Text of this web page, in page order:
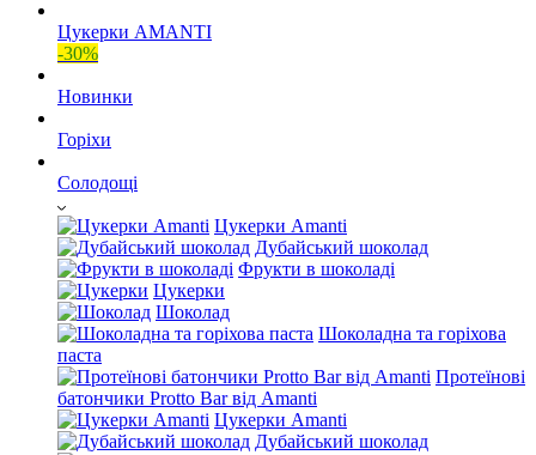
Цукерки AMANTI
-30%
Новинки
Горіхи
Солодощі
Цукерки Amanti
Дубайський шоколад
Фрукти в шоколаді
Цукерки
Шоколад
Шоколадна та горіхова
паста
Протеїнові
батончики Protto Bar від Amanti
Цукерки Amanti
Дубайський шоколад